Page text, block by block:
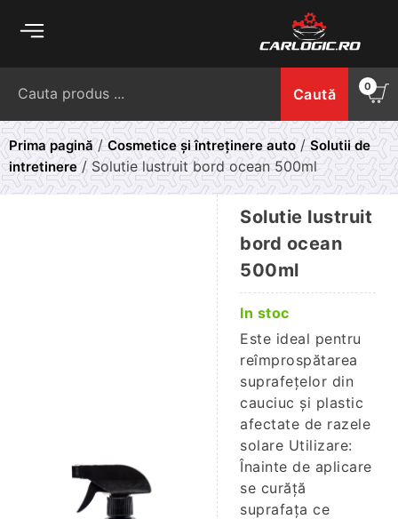
Caută 0
Prima pagină/Cosmetice și întreținere auto/Solutii de
intretinere/ Solutie lustruit bord ocean 500ml
Solutie lustruit
bord ocean
500ml
In stoc
Este ideal pentru
reîmprospătarea
suprafețelor din
cauciuc şi plastic
afectate de razele
solare Utilizare:
Înainte de aplicare
se curăță
suprafața ce